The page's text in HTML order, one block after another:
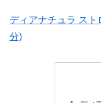
ディアナチュラ スト
分)